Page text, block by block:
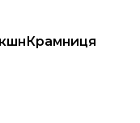
Крамниця